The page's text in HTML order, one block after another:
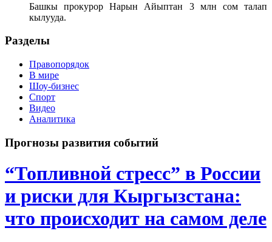
Башкы прокурор Нарын Айыптан 3 млн сом талап
кылууда.
Разделы
Правопорядок
В мире
Шоу-бизнес
Спорт
Видео
Аналитика
Прогнозы развития событий
“Топливной стресс” в России
и риски для Кыргызстана:
что происходит на самом деле